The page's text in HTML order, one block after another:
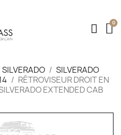
SILVERADO
SILVERADO
RÉTROVISEUR DROIT EN
EXTENDED CAB